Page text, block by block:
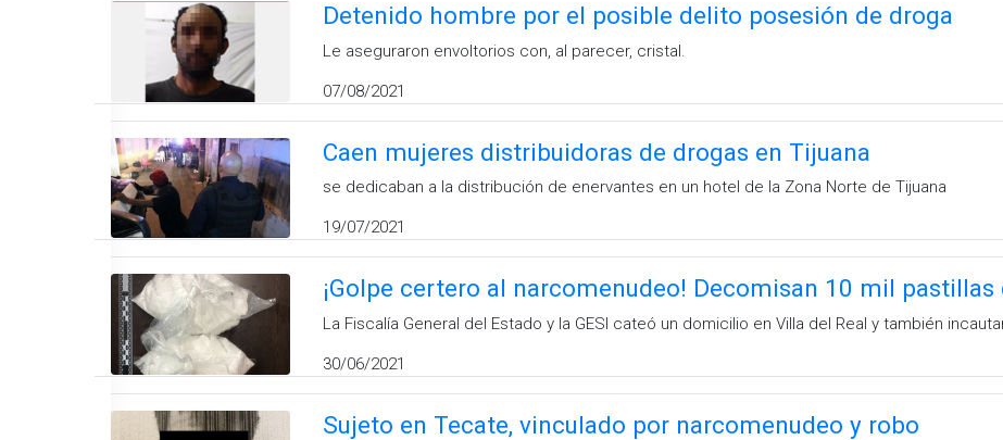
Detenido hombre por el posible delito posesión de droga
Le aseguraron envoltorios con, al parecer, cristal.
07/08/2021
Caen mujeres distribuidoras de drogas en Tijuana
se dedicaban a la distribución de enervantes en un hotel de la Zona Norte de Tijuana
19/07/2021
¡Golpe certero al narcomenudeo! Decomisan 10 mil
La Fiscalía General del Estado y la GESI cateó un domicilio en Villa del Real y también
30/06/2021
Sujeto en Tecate, vinculado por narcomenudeo y robo